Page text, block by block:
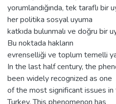
yorumlandığında, tek taraflı bir
her politika sosyal uyuma
katkıda bulunmalı ve doğru bir
Bu noktada hakların
evrenselliği ve toplum temelli
In the last half century, the
been widely recognized as one
of the most significant issues